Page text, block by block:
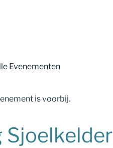
Evenementen
is voorbij.
Sjoelkelder